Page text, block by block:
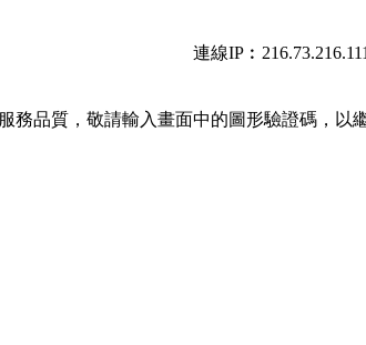
連線
務品質，敬請輸入畫面中的圖形驗證碼，以